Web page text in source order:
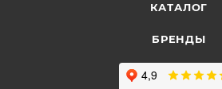
КАТАЛОГ
БРЕНДЫ